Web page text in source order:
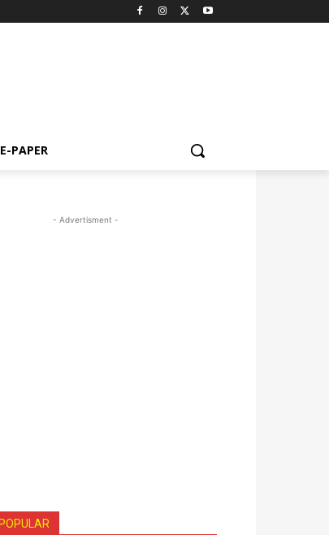
E-PAPER
- Advertisment -